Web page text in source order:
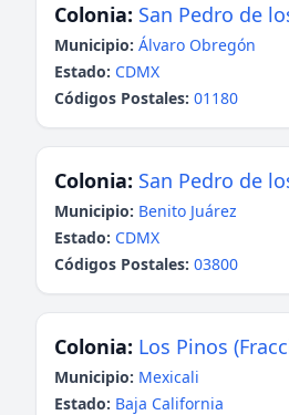
Colonia: San Pedro de
Municipio: Álvaro Obregón
Estado: CDMX
Códigos Postales: 01180
Colonia: San Pedro de
Municipio: Benito Juárez
Estado: CDMX
Códigos Postales: 03800
Colonia: Los Pinos
Municipio: Mexicali
Estado: Baja California